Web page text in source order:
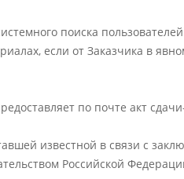
поиска
если от Заказчика в
по почте акт
известной в связи с
Российской